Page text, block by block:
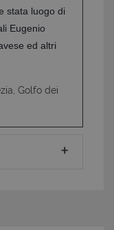
stata luogo di
Eugenio
ed altri
Golfo dei